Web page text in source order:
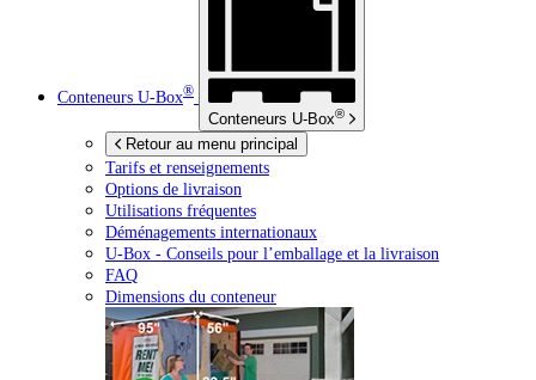
Conteneurs U-Box®
Conteneurs U-Box®
Retour au menu principal
Tarifs et renseignements
Options de livraison
Utilisations fréquentes
Déménagements internationaux
U-Box - Conseils pour l’emballage et la livraison
FAQ
Dimensions du conteneur